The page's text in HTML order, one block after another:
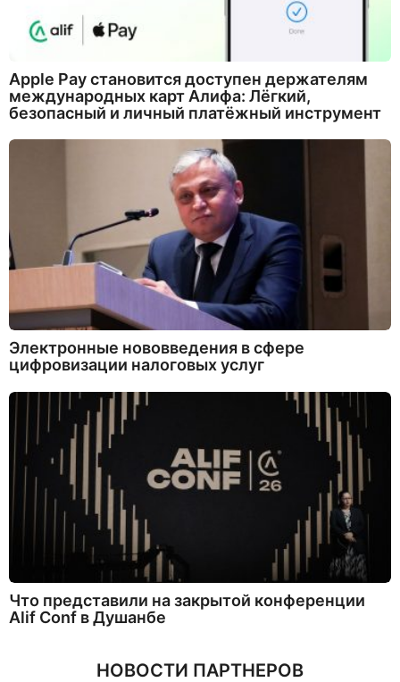
Apple Pay становится доступен держателям
международных карт Алифа: Лёгкий,
безопасный и личный платёжный инструмент
Электронные нововведения в сфере
цифровизации налоговых услуг
Что представили на закрытой конференции
Alif Conf в Душанбе
НОВОСТИ ПАРТНЕРОВ